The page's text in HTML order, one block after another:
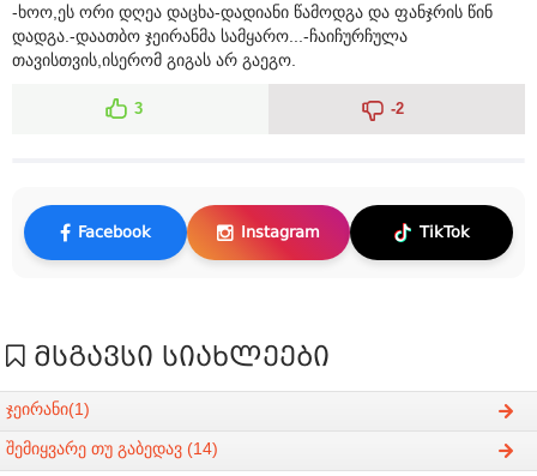
-ხოო,ეს ორი დღეა დაცხა-დადიანი წამოდგა და ფანჯრის წინ
დადგა.-დაათბო ჯეირანმა სამყარო...-ჩაიჩურჩულა
თავისთვის,ისერომ გიგას არ გაეგო.
3 -2
Facebook Instagram TikTok
მსგავსი სიახლეები
ჯეირანი(1)
შემიყვარე თუ გაბედავ (14)